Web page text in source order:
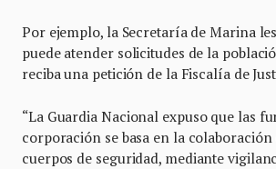
Por ejemplo, la Secretaría de Marina
puede atender solicitudes de la
reciba una petición de la Fiscalía de
“La Guardia Nacional expuso que las
corporación se basa en la colaboración
cuerpos de seguridad, mediante